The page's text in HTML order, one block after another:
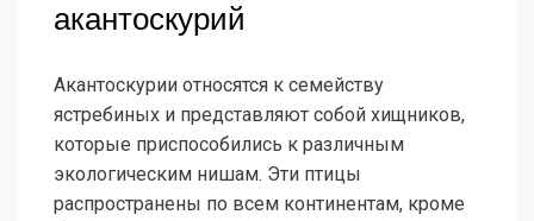
акантоскурий
Акантоскурии относятся к семейству
ястребиных и представляют собой хищников,
которые приспособились к различным
экологическим нишам. Эти птицы
распространены по всем континентам, кроме